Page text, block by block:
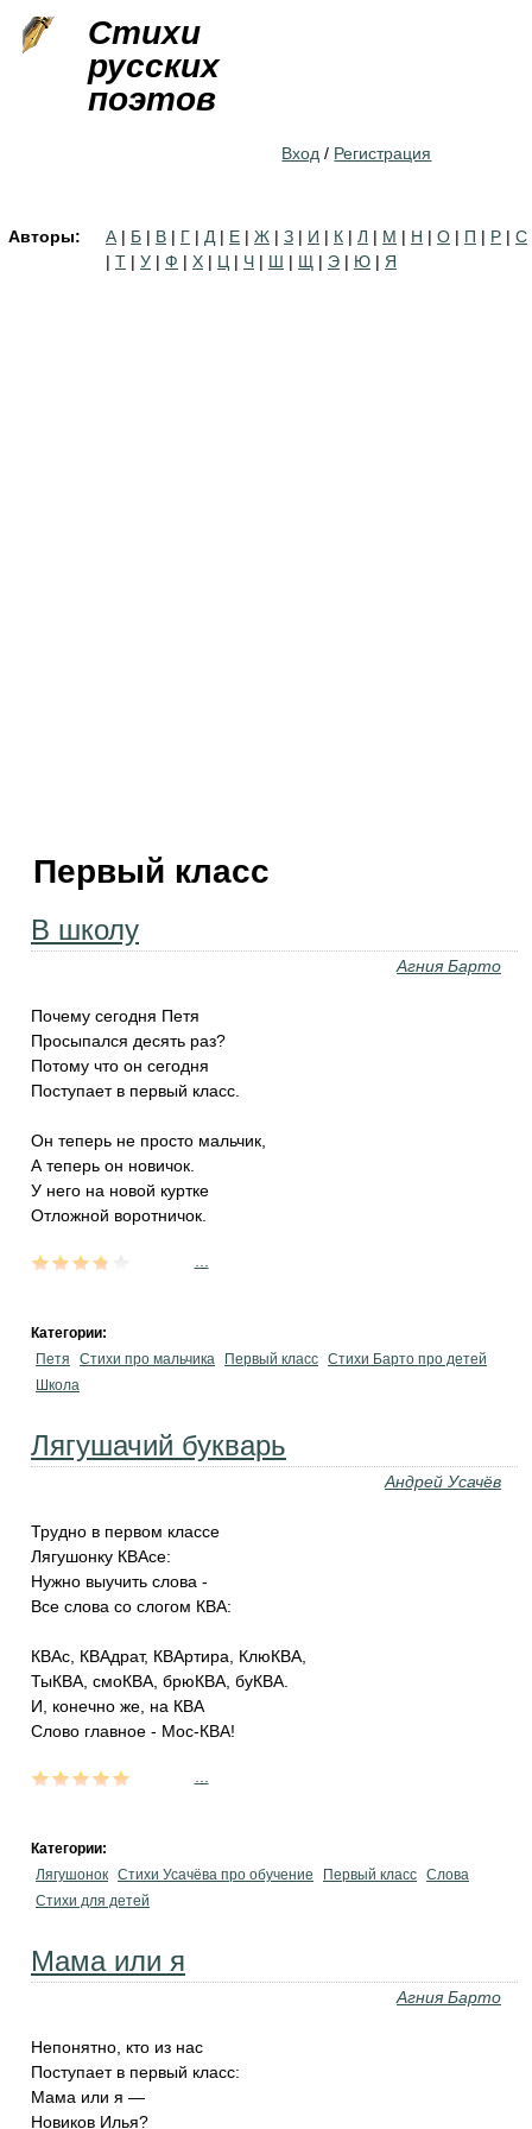
Стихи
русских
поэтов
Вход / Регистрация
Авторы: А | Б | В | Г | Д | Е | Ж | З | И | К | Л | М | Н | О | П | Р | С
| Т | У | Ф | Х | Ц | Ч | Ш | Щ | Э | Ю | Я
Первый класс
В школу
Агния Барто
Почему сегодня Петя
Просыпался десять раз?
Потому что он сегодня
Поступает в первый класс.
Он теперь не просто мальчик,
А теперь он новичок.
У него на новой куртке
Отложной воротничок.
Категории:
Петя
Стихи про мальчика Первый класс Стихи Барто про детей
Школа
Лягушачий букварь
Андрей Усачёв
Трудно в первом классе
Лягушонку КВАсе:
Нужно выучить слова -
Все слова со слогом КВА:
КВАс, КВАдрат, КВАртира, КлюКВА,
ТыКВА, смоКВА, брюКВА, буКВА.
И, конечно же, на КВА
Слово главное - Мос-КВА!
Категории:
Лягушонок Стихи Усачёва про обучение Первый класс Слова
Стихи для детей
Мама или я
Агния Барто
Непонятно, кто из нас
Поступает в первый класс:
Мама или я —
Новиков Илья?